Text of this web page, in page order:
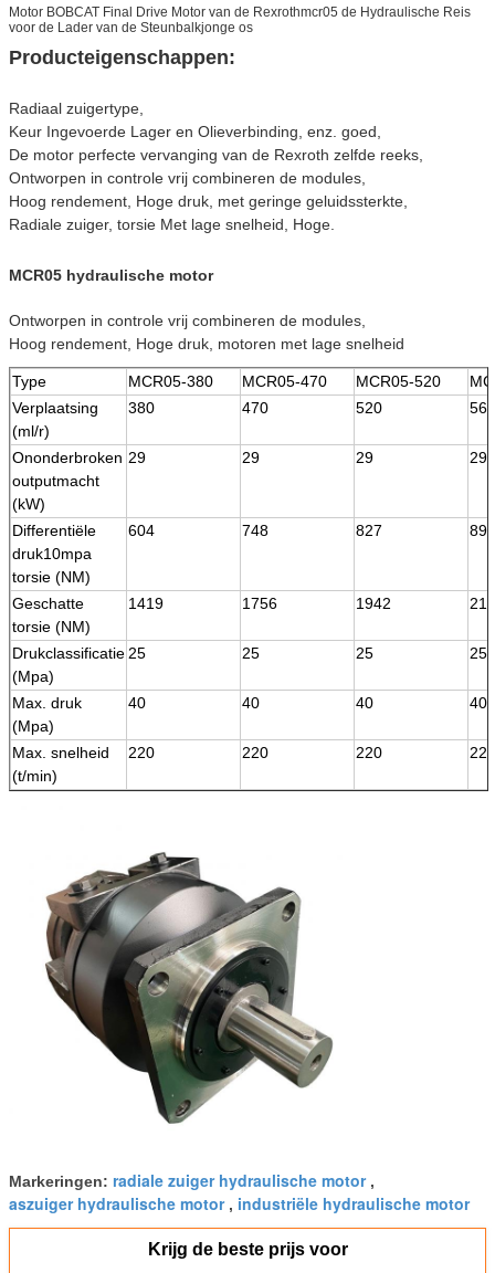
Motor BOBCAT Final Drive Motor van de Rexrothmcr05 de Hydraulische Reis
voor de Lader van de Steunbalkjonge os
Producteigenschappen:
Radiaal zuigertype,
Keur Ingevoerde Lager en Olieverbinding, enz. goed,
De motor perfecte vervanging van de Rexroth zelfde reeks,
Ontworpen in controle vrij combineren de modules,
Hoog rendement, Hoge druk, met geringe geluidssterkte,
Radiale zuiger, torsie Met lage snelheid, Hoge.
MCR05 hydraulische motor
Ontworpen in controle vrij combineren de modules,
Hoog rendement, Hoge druk, motoren met lage snelheid
Type MCR05-380 MCR05-470 MCR05-520
Verplaatsing
(ml/r)
380 470 520 565
Ononderbroken
outputmacht
(kW)
29 29 29 29
Differentiële
druk10mpa
torsie (NM)
604 748 827 899
Geschatte
torsie (NM)
1419 1756 1942
Drukclassificatie
(Mpa)
25 25 25 25
Max. druk
(Mpa)
40 40 40 40
Max. snelheid
(t/min)
220 220 220 220
Markeringen: radiale zuiger hydraulische motor,
aszuiger hydraulische motor, industriële hydraulische motor
Krijg de beste prijs voor